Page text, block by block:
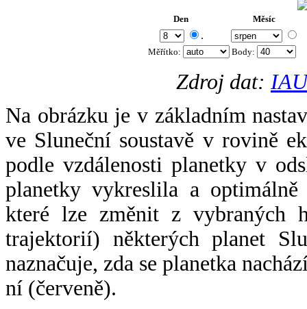
Den Měsíc
.
Měřítko: Body:
Zdroj dat:
Na obrázku je v základním
ve Sluneční soustavě v rovině
podle vzdálenosti planetky v
planetky vykreslila a
které lze změnit z vybraných
trajektorií) některých planet
naznačuje, zda se planetka
ní (červeně).